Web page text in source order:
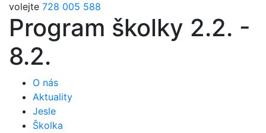
volejte 728 005 588
Program školky 2.2. -
8.2.
O nás
Aktuality
Jesle
Školka